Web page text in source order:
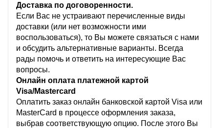
Доставка по договоренности.
Если Вас не устраивают перечисленные виды
доставки (или нет возможности ими
воспользоваться), то Вы можете связаться с нами
и обсудить альтернативные варианты. Всегда
рады помочь и ответить на интересующие Вас
вопросы.
Онлайн оплата платежной картой
Visa/Mastercard
Оплатить заказ онлайн банковской картой Visa или
MasterCard в процессе оформления заказа,
выбрав соответствующую опцию. После этого Вы